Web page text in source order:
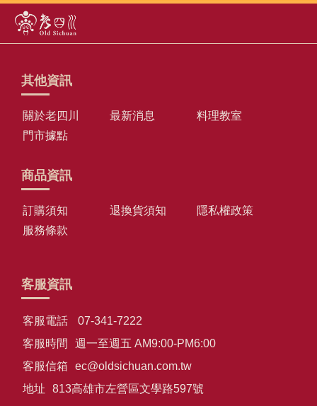
其他資訊
關於老四川 最新消息
料理教室
門市據點
商品資訊
訂購須知 退換貨須知
隱私權政策
服務條款
客服資訊
客服電話
07-341-7222
客服時間
週一至週五 AM9:00-PM6:00
客服信箱
ec@oldsichuan.com.tw
地址
813高雄市左營區文學路597號